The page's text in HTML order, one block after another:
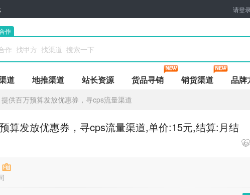
请登
作
道 地推渠道 站长资源 货品寻销 销货渠道 品牌
提供百万预算发放优惠券，寻cps流量渠道
算发放优惠券，寻cps流量渠道,单价:15元,结算:月结